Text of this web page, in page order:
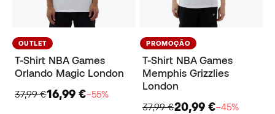
OUTLET
T-Shirt NBA Games
Orlando Magic London
37,99 €16,99 €−55%
PROMOÇÃO
T-Shirt NBA Games
Memphis Grizzlies
London
37,99 €20,99 €−45%